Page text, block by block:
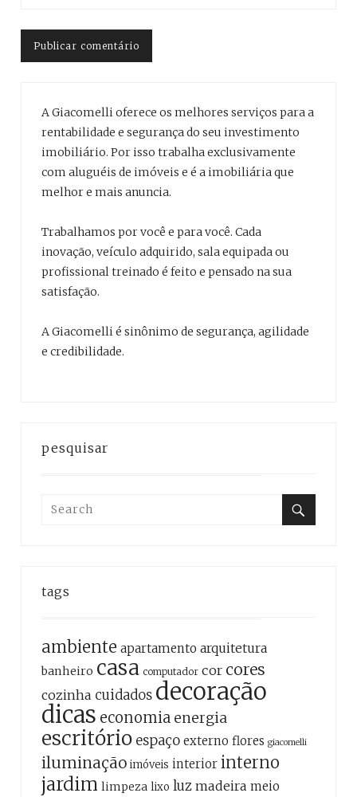
A Giacomelli oferece os melhores serviços para a
rentabilidade e segurança do seu investimento
imobiliário. Por isso trabalha exclusivamente
com aluguéis de imóveis e é a imobiliária que
melhor e mais anuncia.
Trabalhamos por você e para você. Cada
inovação, veículo adquirido, sala equipada ou
profissional treinado é feito e pensado na sua
satisfação.
A Giacomelli é sinônimo de segurança, agilidade
e credibilidade.
pesquisar
Search
tags
ambiente apartamento arquitetura
banheiro casa computador cor cores
cozinha cuidados decoração
dicas economia energia
escritório espaço externo flores giacomelli
iluminação imóveis interior interno
jardim limpeza lixo luz madeira meio